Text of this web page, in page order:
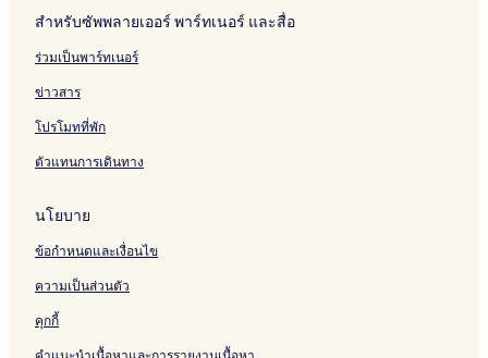
สำหรับซัพพลายเออร์ พาร์ทเนอร์ และสื่อ
ร่วมเป็นพาร์ทเนอร์
ข่าวสาร
โปรโมทที่พัก
ตัวแทนการเดินทาง
นโยบาย
ข้อกำหนดและเงื่อนไข
ความเป็นส่วนตัว
คุกกี้